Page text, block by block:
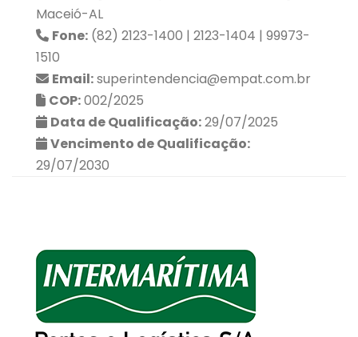
Maceió-AL
Fone: (82) 2123-1400 | 2123-1404 | 99973-
1510
Email:superintendencia@empat.com.br
COP:002/2025
Data de Qualificação:29/07/2025
Vencimento de Qualificação:
29/07/2030